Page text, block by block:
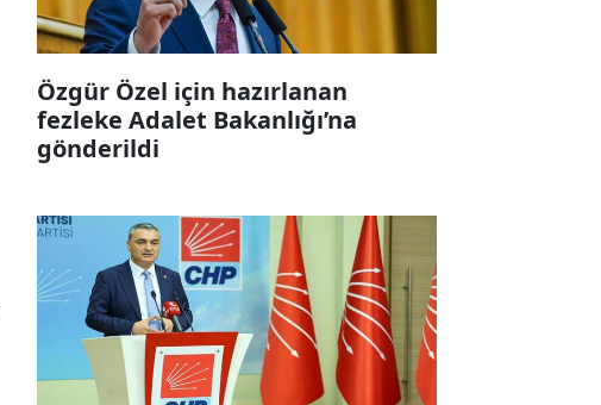
Özgür Özel için hazırlanan
fezleke Adalet Bakanlığı’na
gönderildi